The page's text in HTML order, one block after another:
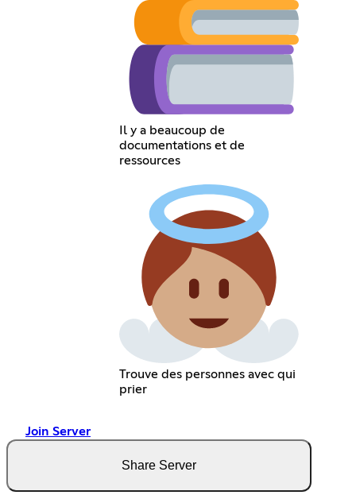
Il y a beaucoup de
documentations et de
ressources
Trouve des personnes avec qui
prier
Join Server
Share Server